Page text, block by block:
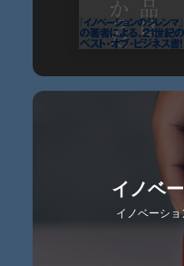
イノベ
イノベーシ